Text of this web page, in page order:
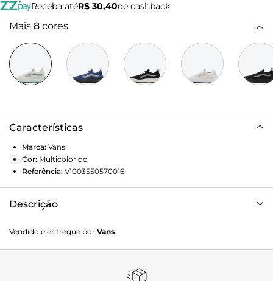
Receba atéR$ 30,40de cashback
Mais 8 cores
Características
Marca: Vans
Cor: Multicolorido
Referência: V1003550570016
Descrição
reconstruiu cada parte da estética e tecnologias do
UltraRange para torná-lo mais sustentável. A renovação do
moldada com espuma 50% Bio-Based, construção leve,
Vendido e entregue por Vans